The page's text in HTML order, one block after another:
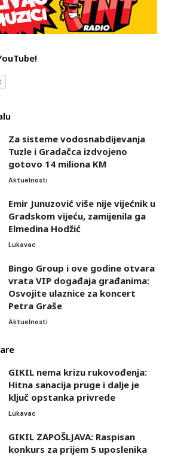
Za sisteme vodosnabdijevanja
Tuzle i Gradačca izdvojeno
gotovo 14 miliona KM
Aktuelnosti
Emir Junuzović više nije vijećnik u
Gradskom vijeću, zamijenila ga
Elmedina Hodžić
Lukavac
Bingo Group i ove godine otvara
vrata VIP događaja građanima:
Osvojite ulaznice za koncert
Petra Graše
Aktuelnosti
GIKIL nema krizu rukovođenja:
Hitna sanacija pruge i dalje je
ključ opstanka privrede
Lukavac
GIKIL ZAPOŠLJAVA: Raspisan
konkurs za prijem 5 uposlenika